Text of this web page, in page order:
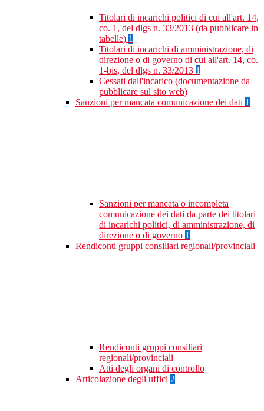
Titolari di incarichi politici di cui all'art. 14,
co. 1, del dlgs n. 33/2013 (da pubblicare in
tabelle) 1
Titolari di incarichi di amministrazione, di
direzione o di governo di cui all'art. 14, co.
1-bis, del dlgs n. 33/2013 1
Cessati dall'incarico (documentazione da
pubblicare sul sito web)
Sanzioni per mancata comunicazione dei dati 1
Sanzioni per mancata o incompleta
comunicazione dei dati da parte dei titolari
di incarichi politici, di amministrazione, di
direzione o di governo 1
Rendiconti gruppi consiliari regionali/provinciali
Rendiconti gruppi consiliari
regionali/provinciali
Atti degli organi di controllo
Articolazione degli uffici 2